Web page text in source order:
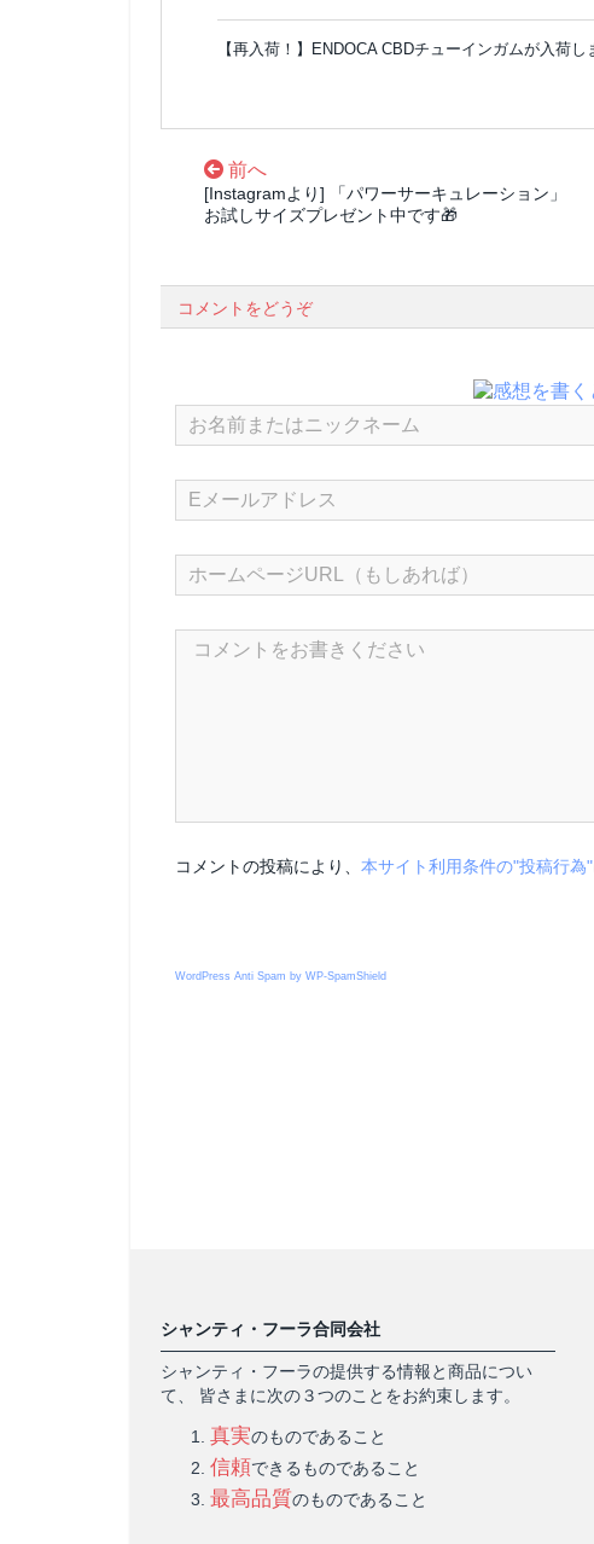
【再入荷！】ENDOCA CBDチューインガムが入荷し
前へ
[Instagramより] 「パワーサーキュレーション」
お試しサイズプレゼント中です🎁
コメントをどうぞ
コメントの投稿により、 本サイト利用条件の"投稿行為"
WordPress Anti Spam by WP-SpamShield
シャンティ・フーラ合同会社
シャンティ・フーラの提供する情報と商品につい
て、 皆さまに次の３つのことをお約束します。
真実のものであること
信頼できるものであること
最高品質のものであること